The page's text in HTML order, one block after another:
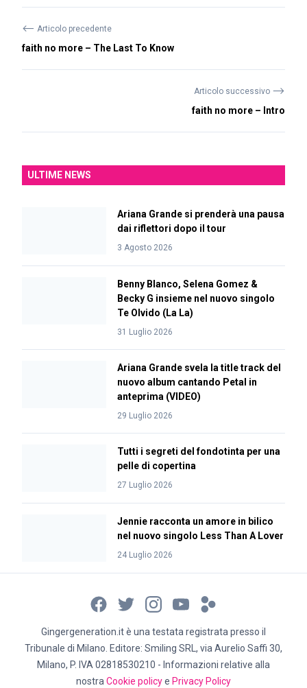
⟵ Articolo precedente
faith no more – The Last To Know
Articolo successivo ⟶
faith no more – Intro
ULTIME NEWS
Ariana Grande si prenderà una pausa
dai riflettori dopo il tour
3 Agosto 2026
Benny Blanco, Selena Gomez &
Becky G insieme nel nuovo singolo
Te Olvido (La La)
31 Luglio 2026
Ariana Grande svela la title track del
nuovo album cantando Petal in
anteprima (VIDEO)
29 Luglio 2026
Tutti i segreti del fondotinta per una
pelle di copertina
27 Luglio 2026
Jennie racconta un amore in bilico
nel nuovo singolo Less Than A Lover
24 Luglio 2026
Gingergeneration.it è una testata registrata presso il
Tribunale di Milano. Editore: Smiling SRL, via Aurelio Saffi 30,
Milano, P. IVA 02818530210 - Informazioni relative alla
nostra Cookie policye Privacy Policy